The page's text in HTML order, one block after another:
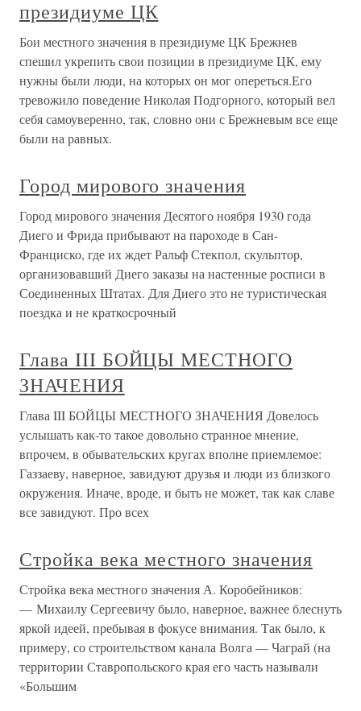
президиуме ЦК
Бои местного значения в президиуме ЦК Брежнев
спешил укрепить свои позиции в президиуме ЦК, ему
нужны были люди, на которых он мог опереться.Его
тревожило поведение Николая Подгорного, который вел
себя самоуверенно, так, словно они с Брежневым все еще
были на равных.
Город мирового значения
Город мирового значения Десятого ноября 1930 года
Диего и Фрида прибывают на пароходе в Сан-
Франциско, где их ждет Ральф Стекпол, скульптор,
организовавший Диего заказы на настенные росписи в
Соединенных Штатах. Для Диего это не туристическая
поездка и не краткосрочный
Глава III БОЙЦЫ МЕСТНОГО
ЗНАЧЕНИЯ
Глава III БОЙЦЫ МЕСТНОГО ЗНАЧЕНИЯ Довелось
услышать как-то такое довольно странное мнение,
впрочем, в обывательских кругах вполне приемлемое:
Газзаеву, наверное, завидуют друзья и люди из близкого
окружения. Иначе, вроде, и быть не может, так как славе
все завидуют. Про всех
Стройка века местного значения
Стройка века местного значения А. Коробейников:
— Михаилу Сергеевичу было, наверное, важнее блеснуть
яркой идеей, пребывая в фокусе внимания. Так было, к
примеру, со строительством канала Волга — Чаграй (на
территории Ставропольского края его часть называли
«Большим